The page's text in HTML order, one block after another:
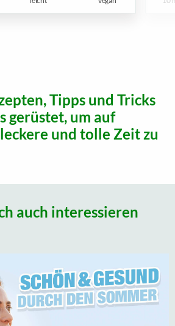
Tipps und Tricks
gerüstet, um auf
und tolle Zeit zu
auch interessieren